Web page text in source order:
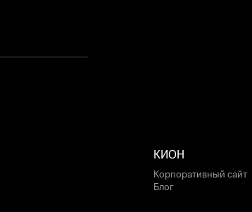
КИОН
Корпоративный сайт
Блог